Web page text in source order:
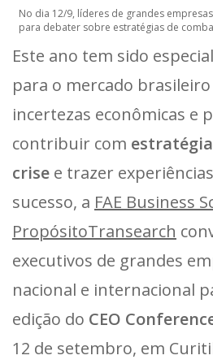
No dia 12/9, líderes de grandes
para debater sobre estratégias de
Este ano tem sido
para o mercado
incertezas econômicas e
contribuir com
crise e trazer
sucesso, a FAE Business
PropósitoTransearch
executivos de grandes
nacional e internacional
edição do CEO
12 de setembro, em